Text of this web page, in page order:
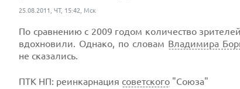
25.08.2011, ЧТ, 15:42, Мск
По сравнению с 2009 годом количество
вдохновили. Однако, по словам Владимира
не сказались.
ПТК НП: реинкарнация советского "Союза"